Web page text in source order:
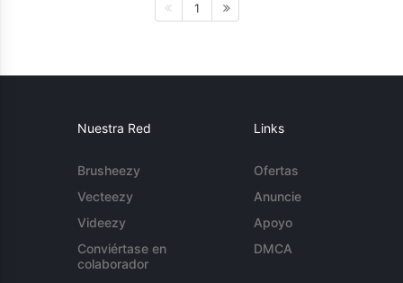
1
Nuestra Red
Brusheezy
Vecteezy
Videezy
Conviértase en
colaborador
Links
Ofertas
Anuncie
Apoyo
DMCA